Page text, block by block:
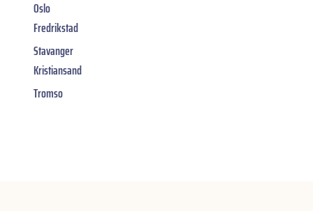
Oslo
Fredrikstad
Stavanger
Kristiansand
Tromso